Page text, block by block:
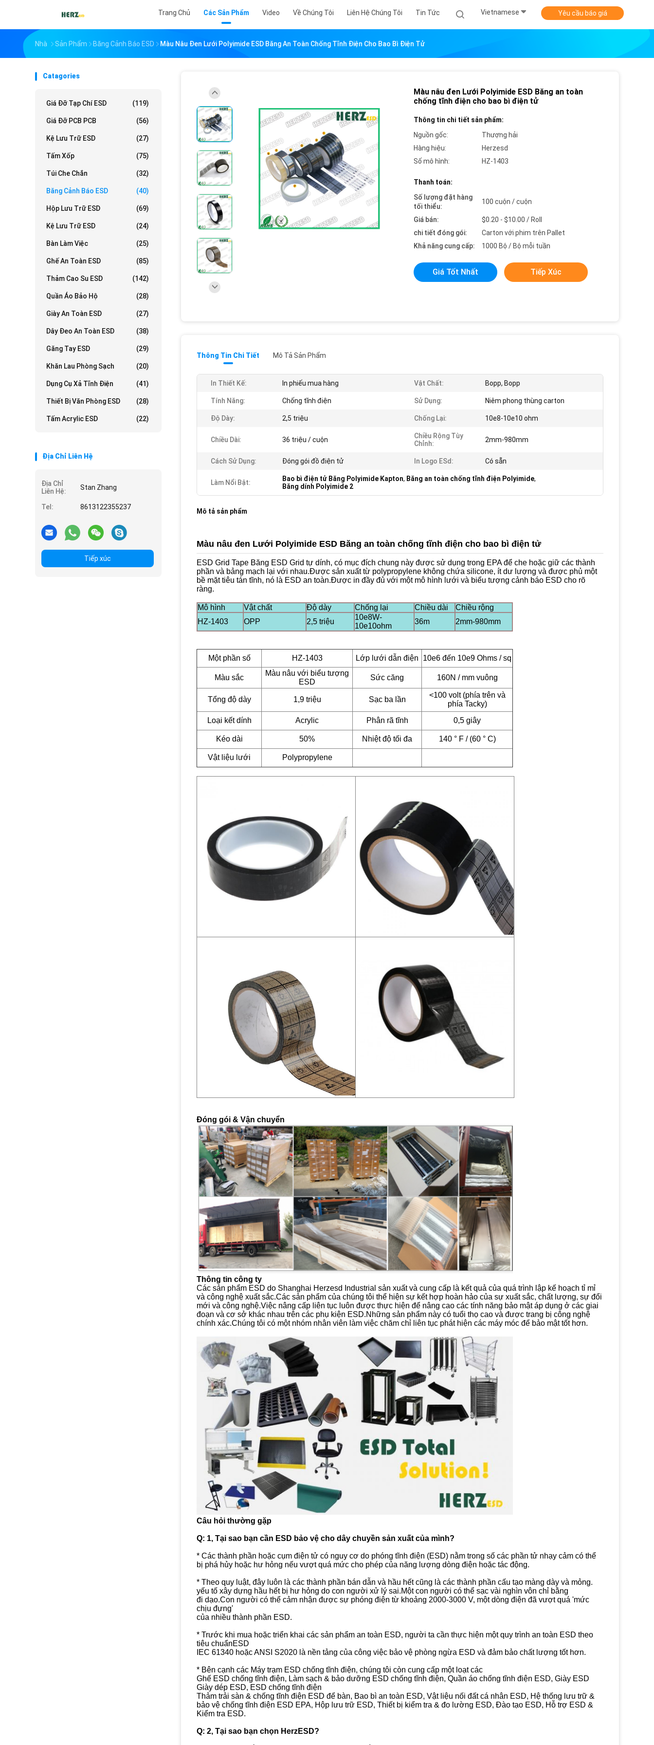
Trang Chủ Các Sản Phẩm Video Về Chúng Tôi Liên Hệ Chúng Tôi Tin Tức Vietnamese Yêu cầu báo giá
Nhà Sản Phẩm Băng Cảnh Báo ESD Màu Nâu Đen Lưới Polyimide ESD Băng An Toàn Chống Tĩnh Điện Cho Bao Bì Điện Tử
Catagories
Giá Đỡ Tạp Chí ESD (119)
Giá Đỡ PCB PCB (56)
Kệ Lưu Trữ ESD (27)
Tấm Xốp (75)
Túi Che Chắn (32)
Băng Cảnh Báo ESD (40)
Hộp Lưu Trữ ESD (69)
Kệ Lưu Trữ ESD (24)
Bàn Làm Việc (25)
Ghế An Toàn ESD (85)
Thảm Cao Su ESD (142)
Quần Áo Bảo Hộ (28)
Giày An Toàn ESD (27)
Dây Đeo An Toàn ESD (38)
Găng Tay ESD (29)
Khăn Lau Phòng Sạch (20)
Dụng Cụ Xả Tĩnh Điện (41)
Thiết Bị Văn Phòng ESD (28)
Tấm Acrylic ESD (22)
Địa Chỉ Liên Hệ
Địa Chỉ
Liên Hệ:
Stan Zhang
Tel: 8613122355237
Tiếp xúc
Màu nâu đen Lưới Polyimide ESD Băng an toàn
chống tĩnh điện cho bao bì điện tử
Thông tin chi tiết sản phẩm:
Nguồn gốc:
Thượng hải
Hàng hiệu:
Herzesd
Số mô hình:
HZ-1403
Thanh toán:
Số lượng đặt hàng
tối thiểu:
100 cuộn / cuộn
Giá bán:
$0.20 - $10.00 / Roll
chi tiết đóng gói:
Carton với phim trên Pallet
Khả năng cung cấp:
1000 Bộ / Bộ mỗi tuần
Giá Tốt Nhất Tiếp Xúc
Thông Tin Chi Tiết Mô Tả Sản Phẩm
In Thiết Kế: In phiếu mua hàng Vật Chất: Bopp, Bopp
Tính Năng: Chống tĩnh điện Sử Dụng: Niêm phong thùng carton
Độ Dày: 2,5 triệu Chống Lại: 10e8-10e10 ohm
Chiều Dài: 36 triệu / cuộn
Chiều Rộng Tùy
Chỉnh:
2mm-980mm
Cách Sử Dụng: Đóng gói đồ điện tử In Logo ESd: Có sẵn
Làm Nổi Bật: Bao bì điện tử Băng Polyimide Kapton, Băng an toàn chống tĩnh điện Polyimide,
Băng dính Polyimide 2
Mô tả sản phẩm
Màu nâu đen Lưới Polyimide ESD Băng an toàn chống tĩnh điện cho bao bì điện tử
ESD Grid Tape Băng ESD Grid tự dính, có mục đích chung này được sử dụng trong EPA để che hoặc giữ các thành
phần và bảng mạch lại với nhau.Được sản xuất từ ​​polypropylene không chứa silicone, ít dư lượng và được phủ một
bề mặt tiêu tán tĩnh, nó là ESD an toàn.Được in đầy đủ với một mô hình lưới và biểu tượng cảnh báo ESD cho rõ
ràng.
Mô hình Vật chất Độ dày Chống lại Chiều dài
Chiều rộng
HZ-1403
OPP 2,5 triệu
10e8W-
10e10ohm
36m 2mm-980mm
Một phần số HZ-1403 Lớp lưới dẫn điện 10e6 đến 10e9 Ohms / sq
Màu sắc
Màu nâu với biểu tượng
ESD
Sức căng 160N / mm vuông
Tổng độ dày 1,9 triệu Sạc ba lần
<100 volt (phía trên và
phía Tacky)
Loại kết dính
Acrylic Phân rã tĩnh 0,5 giây
Kéo dài 50% Nhiệt độ tối đa 140 ° F / (60 ° C)
Vật liệu lưới Polypropylene
Đóng gói & Vận chuyển
Thông tin công ty
Các sản phẩm ESD do Shanghai Herzesd Industrial sản xuất và cung cấp là kết quả của quá trình lập kế hoạch tỉ mỉ
và công nghệ xuất sắc.Các sản phẩm của chúng tôi thể hiện sự kết hợp hoàn hảo của sự xuất sắc, chất lượng, sự đổi
mới và công nghệ.Việc nâng cấp liên tục luôn được thực hiện để nâng cao các tính năng bảo mật áp dụng ở các giai
đoạn và cơ sở khác nhau trên các phụ kiện ESD.Những sản phẩm này có tuổi thọ cao và được trang bị công nghệ
chính xác.Chúng tôi có một nhóm nhân viên làm việc chăm chỉ liên tục phát hiện các máy móc để bảo mật tốt hơn.
Câu hỏi thường gặp
Q: 1, Tại sao bạn cần ESD bảo vệ cho dây chuyền sản xuất của mình?
* Các thành phần hoặc cụm điện tử có nguy cơ do phóng tĩnh điện (ESD) nằm trong số các phần tử nhạy cảm có thể
bị phá hủy hoặc hư hỏng nếu vượt quá mức cho phép của năng lượng dòng điện hoặc tác động.
* Theo quy luật, đây luôn là các thành phần bán dẫn và hầu hết cũng là các thành phần cấu tạo màng dày và mỏng.
yếu tố xây dựng hầu hết bị hư hỏng do con người xử lý sai.Một con người có thể sạc vài nghìn vôn chỉ bằng
đi dạo.Con người có thể cảm nhận được sự phóng điện từ khoảng 2000-3000 V, một dòng điện đã vượt quá 'mức
chịu đựng'
của nhiều thành phần ESD.
* Trước khi mua hoặc triển khai các sản phẩm an toàn ESD, người ta cần thực hiện một quy trình an toàn ESD theo
tiêu chuẩnESD
IEC 61340 hoặc ANSI S2020 là nền tảng của công việc bảo vệ phòng ngừa ESD và đảm bảo chất lượng tốt hơn.
* Bên cạnh các Máy trạm ESD chống tĩnh điện, chúng tôi còn cung cấp một loạt các
Ghế ESD chống tĩnh điện, Làm sạch & bảo dưỡng ESD chống tĩnh điện, Quần áo chống tĩnh điện ESD, Giày ESD
Giày dép ESD, ESD chống tĩnh điện
Thảm trải sàn & chống tĩnh điện ESD để bàn, Bao bì an toàn ESD, Vật liệu nối đất cá nhân ESD, Hệ thống lưu trữ &
bảo vệ chống tĩnh điện ESD EPA, Hộp lưu trữ ESD, Thiết bị kiểm tra & đo lường ESD, Đào tạo ESD, Hỗ trợ ESD &
Kiểm tra ESD.
Q: 2, Tại sao bạn chọn HerzESD?